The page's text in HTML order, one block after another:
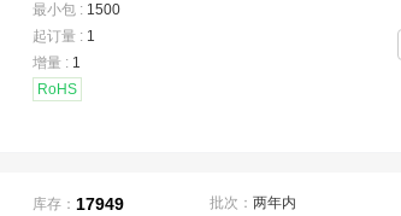
最小包 : 1500
起订量 : 1
增量 : 1
RoHS
库存： 17949 批次： 两年内